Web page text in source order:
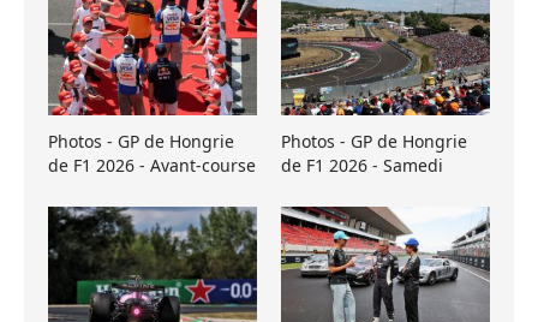
Photos - GP de Hongrie
de F1 2026 - Avant-course
Photos - GP de Hongrie
de F1 2026 - Samedi